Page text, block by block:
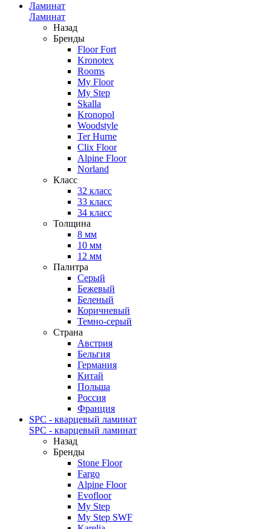
Ламинат
Ламинат
Назад
Бренды
Floor Fort
Kronotex
Rooms
My Floor
My Step
Skalla
Kronopol
Woodstyle
Ter Hurne
Clix Floor
Alpine Floor
Norland
Класс
32 класс
33 класс
34 класс
Толщина
8 мм
10 мм
12 мм
Палитра
Серый
Бежевый
Беленый
Коричневый
Темно-серый
Страна
Австрия
Бельгия
Германия
Китай
Польша
Россия
Франция
SPC - кварцевый ламинат
SPC - кварцевый ламинат
Назад
Бренды
Stone Floor
Fargo
Alpine Floor
Evofloor
My Step
My Step SWF